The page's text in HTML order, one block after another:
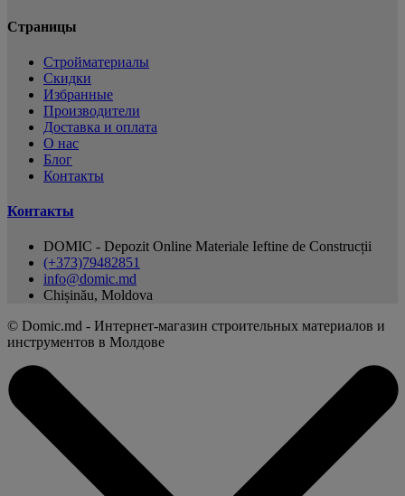
Страницы
Cтройматериалы
Скидки
Избранные
Производители
Доставка и оплата
О нас
Блог
Контакты
Контакты
DOMIC - Depozit Online Materiale Ieftine de Construcții
(+373)79482851
info@domic.md
Chișinău, Moldova
© Domic.md - Интернет-магазин строительных материалов и
инструментов в Молдове